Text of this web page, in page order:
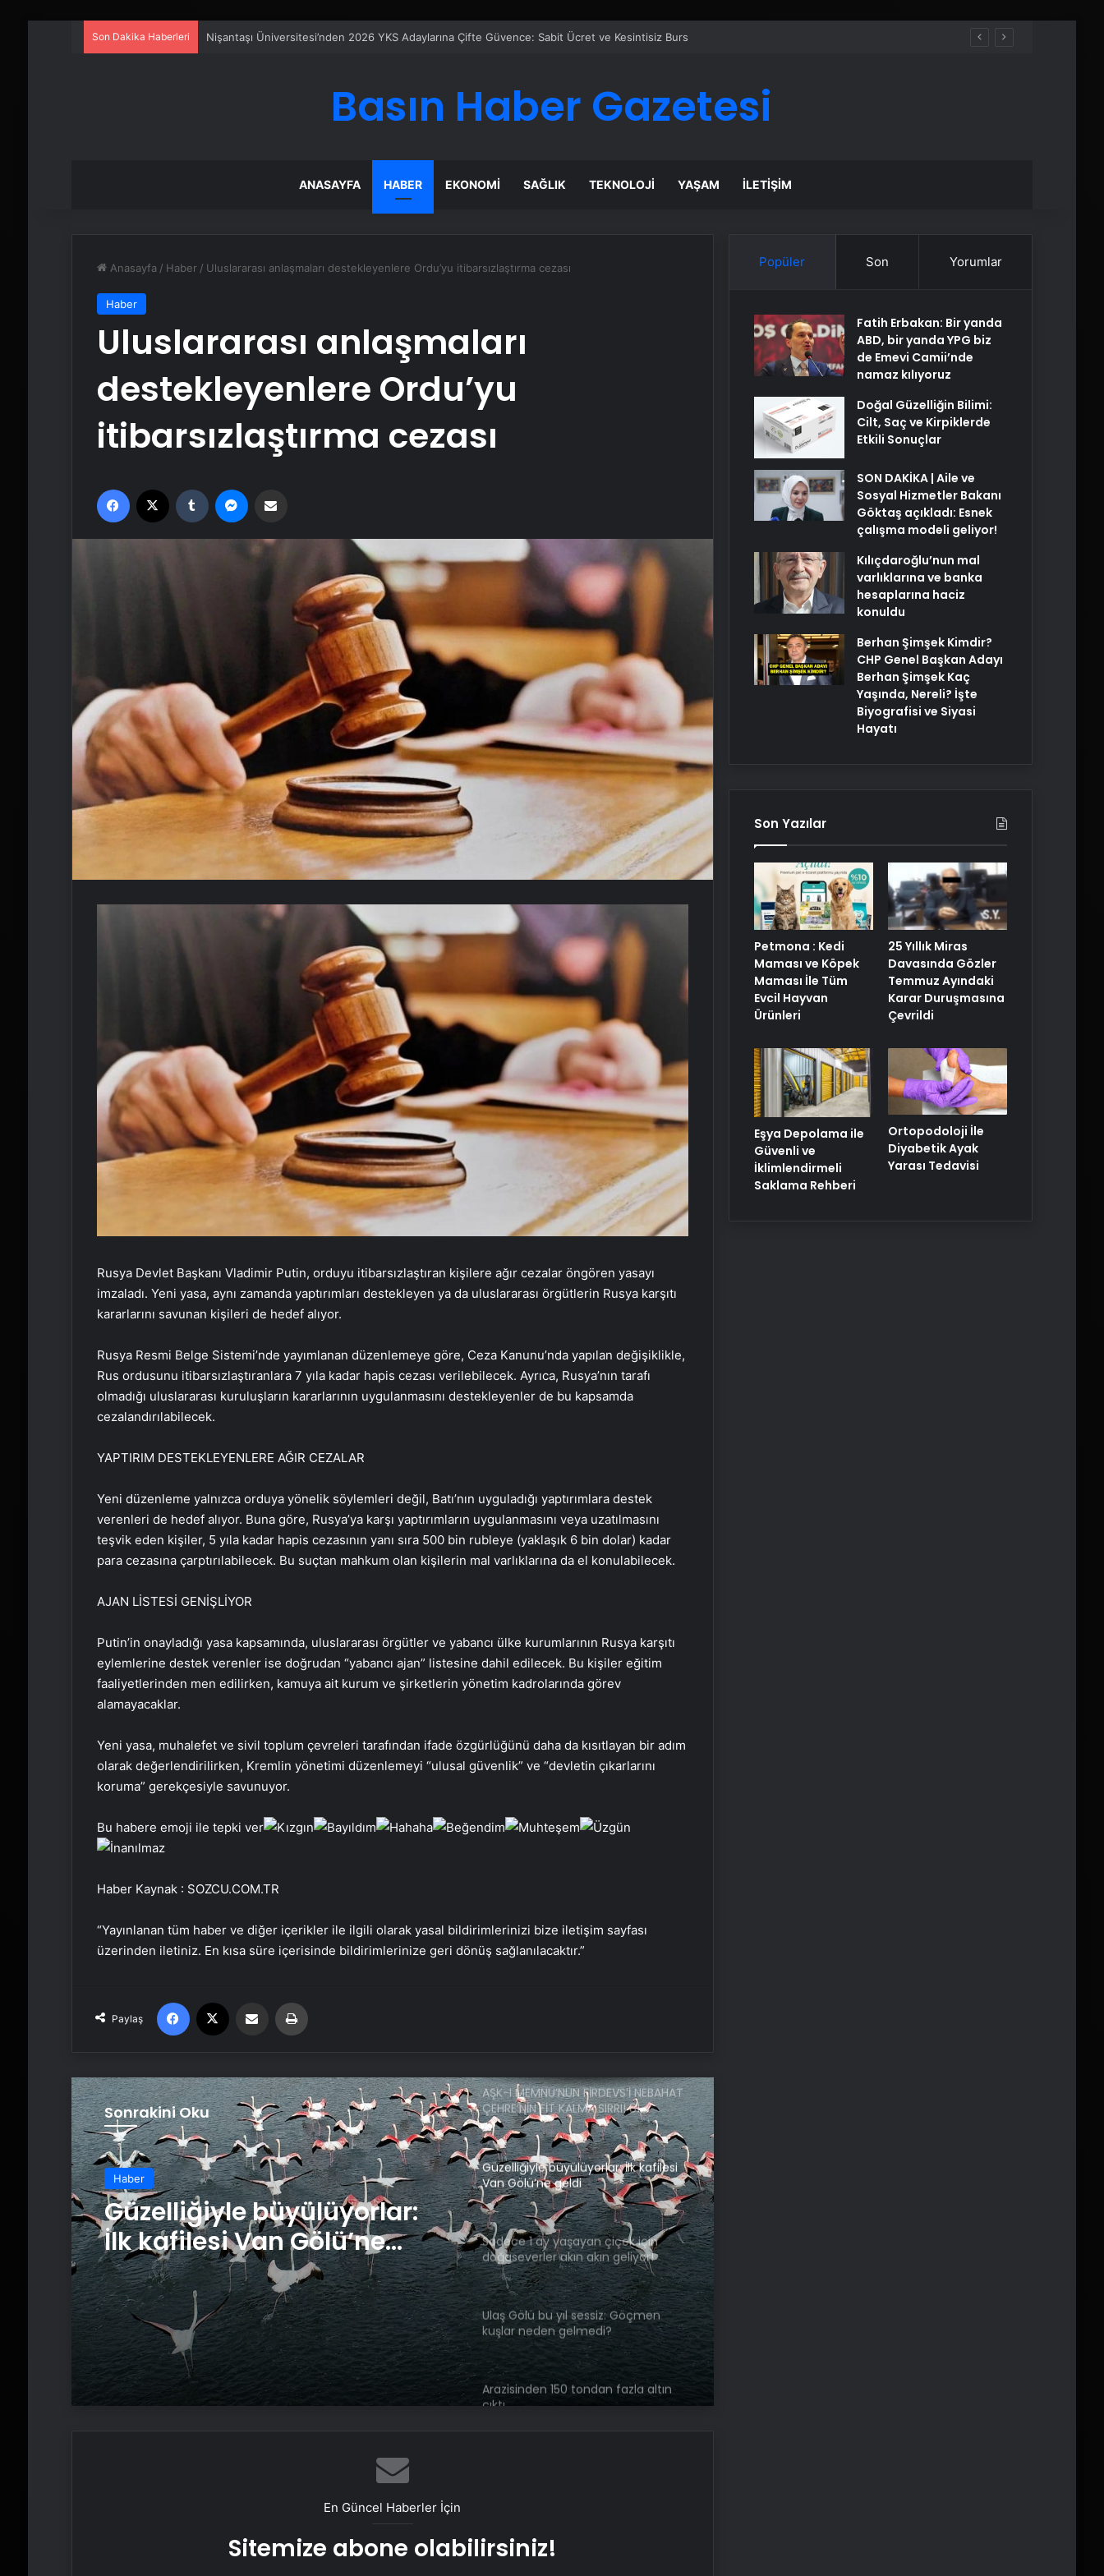
Son Dakika Haberleri Petmona : Kedi Maması ve Köpek Maması İle Tüm Evcil Hayvan Ürünleri
Basın Haber Gazetesi
ANASAYFA HABER EKONOMI SAĞLIK TEKNOLOJI YAŞAM İLETIŞIM
Anasayfa / Haber / Uluslararası anlaşmaları destekleyenlere Ordu’yu itibarsızlaştırma cezası
Haber
Uluslararası anlaşmaları
destekleyenlere Ordu’yu
itibarsızlaştırma cezası
Facebook Tumblr
Rusya Devlet Başkanı Vladimir Putin, orduyu itibarsızlaştıran kişilere ağır cezalar öngören yasayı
imzaladı. Yeni yasa, aynı zamanda yaptırımları destekleyen ya da uluslararası örgütlerin Rusya karşıtı
kararlarını savunan kişileri de hedef alıyor.
Rusya Resmi Belge Sistemi’nde yayımlanan düzenlemeye göre, Ceza Kanunu’nda yapılan değişiklikle,
Rus ordusunu itibarsızlaştıranlara 7 yıla kadar hapis cezası verilebilecek. Ayrıca, Rusya’nın tarafı
olmadığı uluslararası kuruluşların kararlarının uygulanmasını destekleyenler de bu kapsamda
cezalandırılabilecek.
YAPTIRIM DESTEKLEYENLERE AĞIR CEZALAR
Yeni düzenleme yalnızca orduya yönelik söylemleri değil, Batı’nın uyguladığı yaptırımlara destek
verenleri de hedef alıyor. Buna göre, Rusya’ya karşı yaptırımların uygulanmasını veya uzatılmasını
teşvik eden kişiler, 5 yıla kadar hapis cezasının yanı sıra 500 bin rubleye (yaklaşık 6 bin dolar) kadar
para cezasına çarptırılabilecek. Bu suçtan mahkum olan kişilerin mal varlıklarına da el konulabilecek.
AJAN LİSTESİ GENİŞLİYOR
Putin’in onayladığı yasa kapsamında, uluslararası örgütler ve yabancı ülke kurumlarının Rusya karşıtı
eylemlerine destek verenler ise doğrudan “yabancı ajan” listesine dahil edilecek. Bu kişiler eğitim
faaliyetlerinden men edilirken, kamuya ait kurum ve şirketlerin yönetim kadrolarında görev
alamayacaklar.
Yeni yasa, muhalefet ve sivil toplum çevreleri tarafından ifade özgürlüğünü daha da kısıtlayan bir adım
olarak değerlendirilirken, Kremlin yönetimi düzenlemeyi “ulusal güvenlik” ve “devletin çıkarlarını
koruma” gerekçesiyle savunuyor.
Bu habere emoji ile tepki ver
Haber Kaynak : SOZCU.COM.TR
“Yayınlanan tüm haber ve diğer içerikler ile ilgili olarak yasal bildirimlerinizi bize iletişim sayfası
üzerinden iletiniz. En kısa süre içerisinde bildirimlerinize geri dönüş sağlanılacaktır.”
Paylaş
Facebook Email'den paylaş
Sonrakini Oku
Haber
Güzelliğiyle büyülüyorlar:
İlk kafilesi Van Gölü’ne
geldi
Mikroplastik yiyoruz! Sadece
beyinde miktarı yüzde 50 artmış
hayat buldu
Doğaseverlerin yeni gözdesi:
Çarpanak Yarımadası
AŞK-I MEMNU’NUN FİRDEVS’İ NEBAHAT
ÇEHRE’NİN FİT KALMA SIRRI! 81
yaşındaki ünlü oyuncu meğer
günde 40 dakika…
Güzelliğiyle büyülüyorlar: İlk kafilesi
Van Gölü’ne geldi
Sadece 1 ay yaşayan çiçek için
doğaseverler akın akın geliyor!
Ulaş Gölü bu yıl sessiz: Göçmen
kuşlar neden gelmedi?
Arazisinden 150 tondan fazla altın
çıktı
Baharın renkleri Gölbaşı’nda yeniden
hayat buldu
En Güncel Haberler İçin
Sitemize abone olabilirsiniz!
Popüler Son Yorumlar
Fatih Erbakan: Bir yanda
ABD, bir yanda YPG biz
de Emevi Camii’nde
namaz kılıyoruz
Doğal Güzelliğin Bilimi:
Cilt, Saç ve Kirpiklerde
Etkili Sonuçlar
SON DAKİKA | Aile ve
Sosyal Hizmetler Bakanı
Göktaş açıkladı: Esnek
çalışma modeli geliyor!
Kılıçdaroğlu’nun mal
varlıklarına ve banka
hesaplarına haciz
konuldu
Berhan Şimşek Kimdir?
CHP Genel Başkan Adayı
Berhan Şimşek Kaç
Yaşında, Nereli? İşte
Biyografisi ve Siyasi
Hayatı
Son Yazılar
Petmona : Kedi
Maması ve Köpek
Maması İle Tüm
Evcil Hayvan
Ürünleri
25 Yıllık Miras
Davasında Gözler
Temmuz Ayındaki
Karar Duruşmasına
Çevrildi
Eşya Depolama ile
Güvenli ve
İklimlendirmeli
Saklama Rehberi
Ortopodoloji İle
Diyabetik Ayak
Yarası Tedavisi